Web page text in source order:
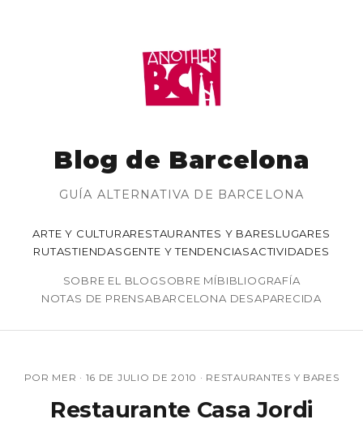
Blog de Barcelona
GUÍA ALTERNATIVA DE BARCELONA
ARTE Y CULTURARESTAURANTES Y BARESLUGARES
RUTASTIENDASGENTE Y TENDENCIASACTIVIDADES
SOBRE EL BLOGSOBRE MÍBIBLIOGRAFÍA
NOTAS DE PRENSABARCELONA DESAPARECIDA
POR MER · 16 DE JULIO DE 2010 · RESTAURANTES Y BARES
Restaurante Casa Jordi